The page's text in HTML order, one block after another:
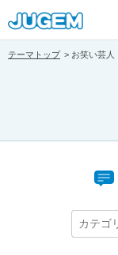
テーマトップ お笑い芸人